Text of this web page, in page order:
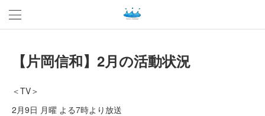
【片岡信和】2月の活動状況
＜TV＞
2月9日 月曜 よる7時より放送